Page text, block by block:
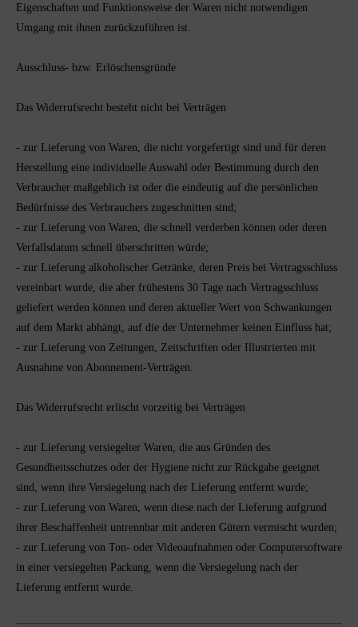
Eigenschaften und Funktionsweise der Waren nicht notwendigen
Umgang mit ihnen zurückzuführen ist.
Ausschluss- bzw. Erlöschensgründe
Das Widerrufsrecht besteht nicht bei Verträgen
- zur Lieferung von Waren, die nicht vorgefertigt sind und für deren
Herstellung eine individuelle Auswahl oder Bestimmung durch den
Verbraucher maßgeblich ist oder die eindeutig auf die persönlichen
Bedürfnisse des Verbrauchers zugeschnitten sind;
- zur Lieferung von Waren, die schnell verderben können oder deren
Verfallsdatum schnell überschritten würde;
- zur Lieferung alkoholischer Getränke, deren Preis bei Vertragsschluss
vereinbart wurde, die aber frühestens 30 Tage nach Vertragsschluss
geliefert werden können und deren aktueller Wert von Schwankungen
auf dem Markt abhängt, auf die der Unternehmer keinen Einfluss hat;
- zur Lieferung von Zeitungen, Zeitschriften oder Illustrierten mit
Ausnahme von Abonnement-Verträgen.
Das Widerrufsrecht erlischt vorzeitig bei Verträgen
- zur Lieferung versiegelter Waren, die aus Gründen des
Gesundheitsschutzes oder der Hygiene nicht zur Rückgabe geeignet
sind, wenn ihre Versiegelung nach der Lieferung entfernt wurde;
- zur Lieferung von Waren, wenn diese nach der Lieferung aufgrund
ihrer Beschaffenheit untrennbar mit anderen Gütern vermischt wurden;
- zur Lieferung von Ton- oder Videoaufnahmen oder Computersoftware
in einer versiegelten Packung, wenn die Versiegelung nach der
Lieferung entfernt wurde.